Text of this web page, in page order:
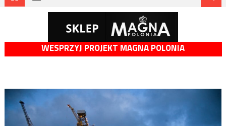
WESPRZYJ PROJEKT MAGNA POLONIA